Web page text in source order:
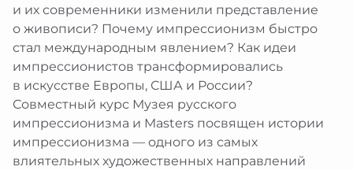
и их современники изменили представление
о живописи? Почему импрессионизм быстро
стал международным явлением? Как идеи
импрессионистов трансформировались
в искусстве Европы, США и России?
Совместный курс Музея русского
импрессионизма и Masters посвящен истории
импрессионизма — одного из самых
влиятельных художественных направлений